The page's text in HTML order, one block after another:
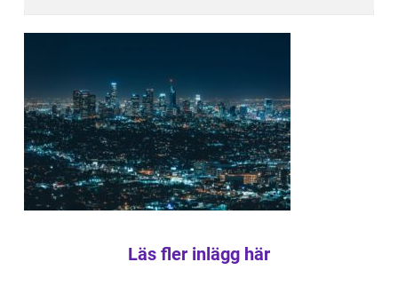
Läs fler inlägg här